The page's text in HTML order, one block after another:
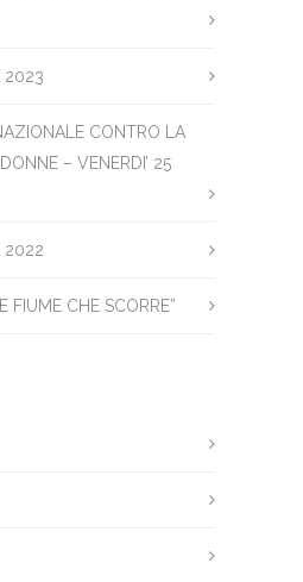
2023
CONTRO LA
– VENERDI’ 25
2022
FIUME CHE SCORRE”